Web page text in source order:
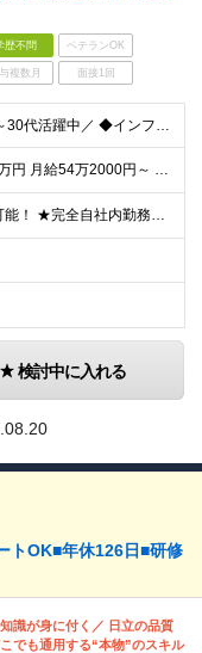
歴不問 ベテランOK
複数月 面接1回
＼第二新卒も歓迎！20～30代活躍中／ ◆インフラエンジニアとしてのご経験(AWS)が3年以上 ◆バックエンドエンジニアとしてのご経験(Go,TypeScriptのいずれか)が5年以上 ◆学歴不問
★想定年収650万～800万円 月給54万2000円～ ※上記には固定残業代：14万1040円(固定残業時間45時間/月)を含みます ※超過分は別途支給します ※試用期間3ヵ月あり。期間中の給与・
★ハイブリッド勤務が可能！ ★完全自社内勤務／客先常駐一切なし ◆東京都渋谷区南平台町16-28 Daiwa渋谷スクエア 3階 ※(変更の範囲)上記を除く当社関連勤務地
検討中に入れる
トOK■年休126日■研修
識が身に付く／ 日立の品質
でも通用する“本物”のスキル